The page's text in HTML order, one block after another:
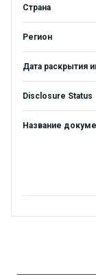
Страна
Регион
Дата раскрытия
Disclosure Status
Название